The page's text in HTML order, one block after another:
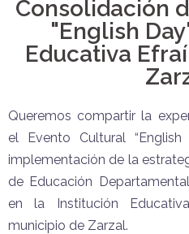
Consolidación
"English
Educativa
Queremos compartir la
el Evento Cultural
implementación de la
de Educación
en la Institución
municipio de Zarzal.